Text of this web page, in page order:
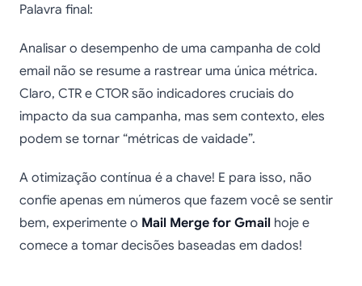
Palavra final:
Analisar o desempenho de uma campanha de cold
email não se resume a rastrear uma única métrica.
Claro, CTR e CTOR são indicadores cruciais do
impacto da sua campanha, mas sem contexto, eles
podem se tornar “métricas de vaidade”.
A otimização contínua é a chave! E para isso, não
confie apenas em números que fazem você se sentir
bem, experimente o Mail Merge for Gmail hoje e
comece a tomar decisões baseadas em dados!